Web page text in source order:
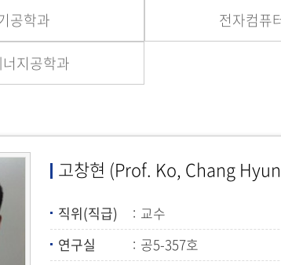
공학과 전자컴퓨
지공학과
고창현 (Prof. Ko, Chang
직위(직급)
교수
연구실
공5-357호